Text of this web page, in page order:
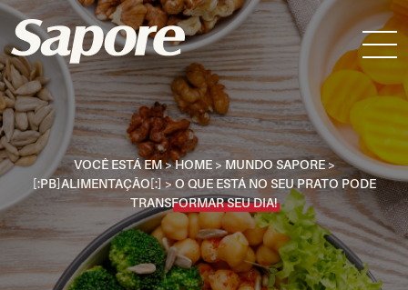
VOCÊ ESTÁ EM >HOME> MUNDO SAPORE>
[:PB]ALIMENTAÇÃO[:]>O QUE ESTÁ NO SEU PRATO PODE
TRANSFORMAR SEU DIA!